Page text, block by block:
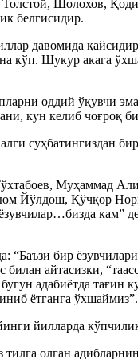
Шолохов,
белгисидир.
давомида
Шукур акага
оддий ўқувчи
кун келиб чоғроқ
суҳбатингиздан
Йўлдош, Қўчқор
“Баъзи бир
айтасизки,
адабиётда
ётганга ўхшаймиз”.
йилларда
олган